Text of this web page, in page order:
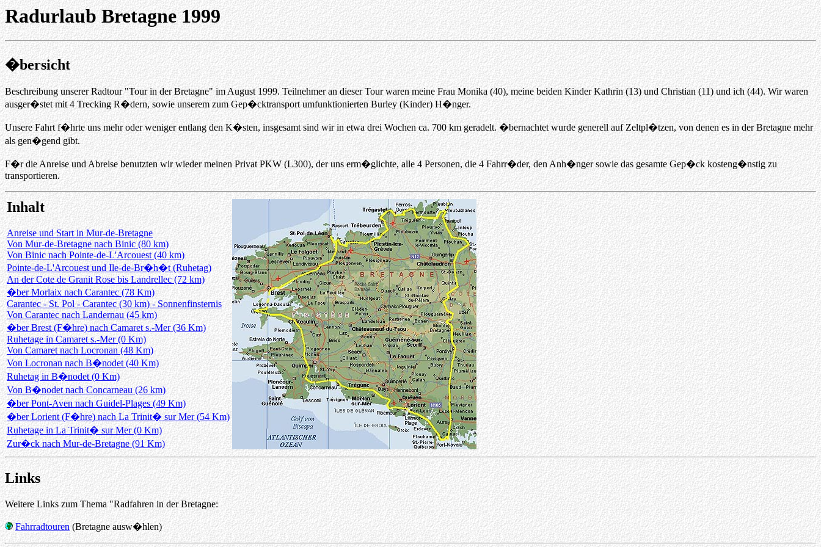
Radurlaub Bretagne 1999
�bersicht
Beschreibung unserer Radtour "Tour in der Bretagne" im August 1999. Teilnehmer an dieser Tour waren meine Frau Monika (40), meine beiden Kinder Kathrin (13) und Christian (11) und ich (44). Wir waren
ausger�stet mit 4 Trecking R�dern, sowie unserem zum Gep�cktransport umfunktionierten Burley (Kinder) H�nger.
Unsere Fahrt f�hrte uns mehr oder weniger entlang den K�sten, insgesamt sind wir in etwa drei Wochen ca. 700 km geradelt. �bernachtet wurde generell auf Zeltpl�tzen, von denen es in der Bretagne mehr
als gen�gend gibt.
F�r die Anreise und Abreise benutzten wir wieder meinen Privat PKW (L300), der uns erm�glichte, alle 4 Personen, die 4 Fahrr�der, den Anh�nger sowie das gesamte Gep�ck kosteng�nstig zu
transportieren.
Inhalt
Anreise und Start in Mur-de-Bretagne
Von Mur-de-Bretagne nach Binic (80 km)
Von Binic nach Pointe-de-L'Arcouest (40 km)
Pointe-de-L'Arcouest und Ile-de-Br�h�t (Ruhetag)
An der Cote de Granit Rose bis Landrellec (72 km)
�ber Morlaix nach Carantec (78 Km)
Carantec - St. Pol - Carantec (30 km) - Sonnenfinsternis
Von Carantec nach Landernau (45 km)
�ber Brest (F�hre) nach Camaret s.-Mer (36 Km)
Ruhetage in Camaret s.-Mer (0 Km)
Von Camaret nach Locronan (48 Km)
Von Locronan nach B�nodet (40 Km)
Ruhetag in B�nodet (0 Km)
Von B�nodet nach Concarneau (26 km)
�ber Pont-Aven nach Guidel-Plages (49 Km)
�ber Lorient (F�hre) nach La Trinit� sur Mer (54 Km)
Ruhetage in La Trinit� sur Mer (0 Km)
Zur�ck nach Mur-de-Bretagne (91 Km)
Links
Weitere Links zum Thema "Radfahren in der Bretagne:
Fahrradtouren(Bretagne ausw�hlen)